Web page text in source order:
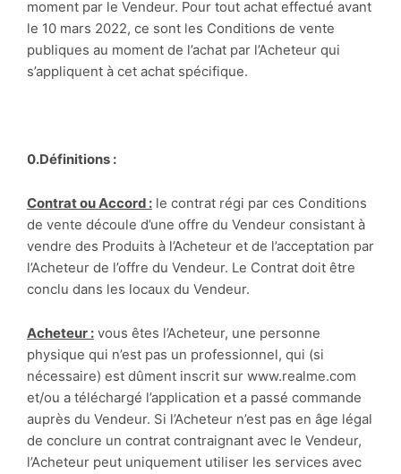
moment par le Vendeur. Pour tout achat effectué avant
le 10 mars 2022, ce sont les Conditions de vente
publiques au moment de l’achat par l’Acheteur qui
s’appliquent à cet achat spécifique.
0.Définitions :
Contrat ou Accord :le contrat régi par ces Conditions
de vente découle d’une offre du Vendeur consistant à
vendre des Produits à l’Acheteur et de l’acceptation par
l’Acheteur de l’offre du Vendeur. Le Contrat doit être
conclu dans les locaux du Vendeur.
Acheteur :vous êtes l’Acheteur, une personne
physique qui n’est pas un professionnel, qui (si
nécessaire) est dûment inscrit sur www.realme.com
et/ou a téléchargé l’application et a passé commande
auprès du Vendeur. Si l’Acheteur n’est pas en âge légal
de conclure un contrat contraignant avec le Vendeur,
l’Acheteur peut uniquement utiliser les services avec